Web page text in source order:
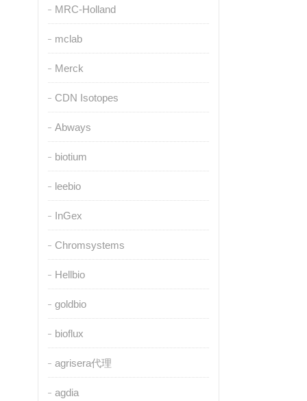
MRC-Holland
mclab
Merck
CDN Isotopes
Abways
biotium
leebio
InGex
Chromsystems
Hellbio
goldbio
bioflux
agrisera代理
agdia